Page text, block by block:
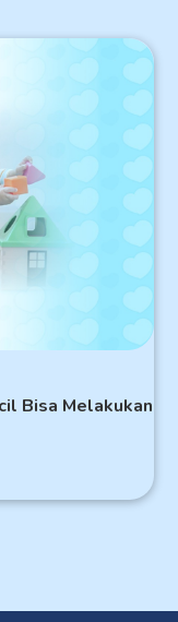
Bisa Melakukan